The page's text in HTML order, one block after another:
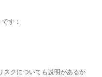
す：
スクについても説明があるか